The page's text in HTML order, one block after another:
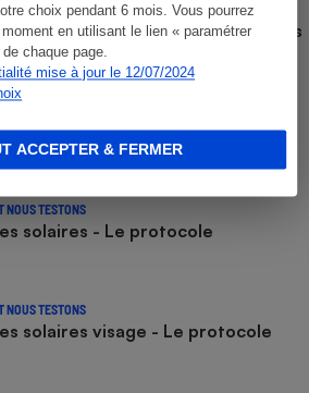
choix pendant 6 mois. Vous pourrez
en utilisant le lien « paramétrer
chaque page.
mise à jour le 12/07/2024
ACCEPTER & FERMER
solaires - Le bilan désastreux des
chinoises
solaires - Les logos à la loupe
NOUS TESTONS
solaires - Le protocole
NOUS TESTONS
solaires visage - Le protocole